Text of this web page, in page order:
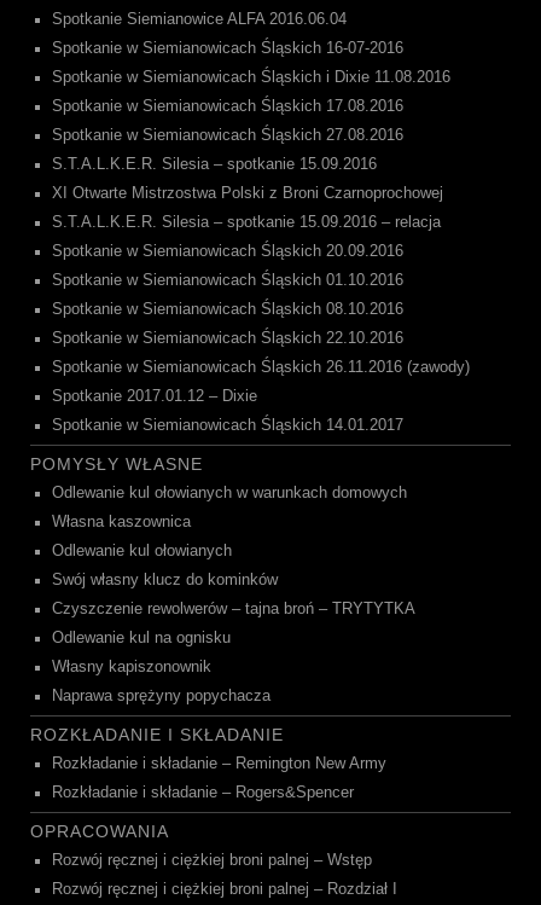
Spotkanie Siemianowice ALFA 2016.06.04
Spotkanie w Siemianowicach Śląskich 16-07-2016
Spotkanie w Siemianowicach Śląskich i Dixie 11.08.2016
Spotkanie w Siemianowicach Śląskich 17.08.2016
Spotkanie w Siemianowicach Śląskich 27.08.2016
S.T.A.L.K.E.R. Silesia – spotkanie 15.09.2016
XI Otwarte Mistrzostwa Polski z Broni Czarnoprochowej
S.T.A.L.K.E.R. Silesia – spotkanie 15.09.2016 – relacja
Spotkanie w Siemianowicach Śląskich 20.09.2016
Spotkanie w Siemianowicach Śląskich 01.10.2016
Spotkanie w Siemianowicach Śląskich 08.10.2016
Spotkanie w Siemianowicach Śląskich 22.10.2016
Spotkanie w Siemianowicach Śląskich 26.11.2016 (zawody)
Spotkanie 2017.01.12 – Dixie
Spotkanie w Siemianowicach Śląskich 14.01.2017
POMYSŁY WŁASNE
Odlewanie kul ołowianych w warunkach domowych
Własna kaszownica
Odlewanie kul ołowianych
Swój własny klucz do kominków
Czyszczenie rewolwerów – tajna broń – TRYTYTKA
Odlewanie kul na ognisku
Własny kapiszonownik
Naprawa sprężyny popychacza
ROZKŁADANIE I SKŁADANIE
Rozkładanie i składanie – Remington New Army
Rozkładanie i składanie – Rogers&Spencer
OPRACOWANIA
Rozwój ręcznej i ciężkiej broni palnej – Wstęp
Rozwój ręcznej i ciężkiej broni palnej – Rozdział I